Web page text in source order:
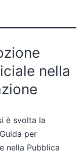
nella
è svolta la
per
nella Pubblica